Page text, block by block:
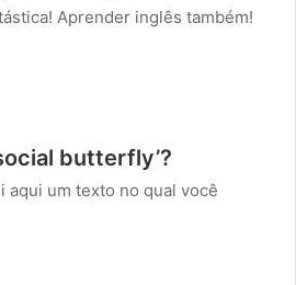
Aprender inglês também!
butterfly’?
aqui um texto no qual você